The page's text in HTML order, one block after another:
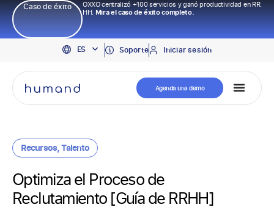
Caso de éxito
OXXO centralizó +100 servicios y ganó productividad en RR.
HH.Mira el caso de éxito completo.
ES
EN
PT
Soporte Iniciar sesión
Agenda una demo
Recursos,Talento
Optimiza el Proceso de
Reclutamiento [Guía de RRHH]